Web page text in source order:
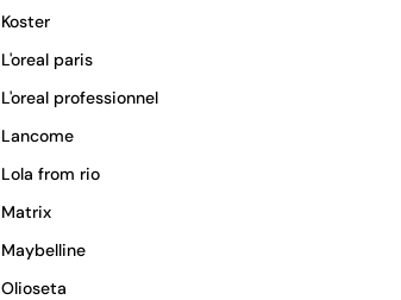
Koster
L'oreal paris
L'oreal professionnel
Lancome
Lola from rio
Matrix
Maybelline
Olioseta